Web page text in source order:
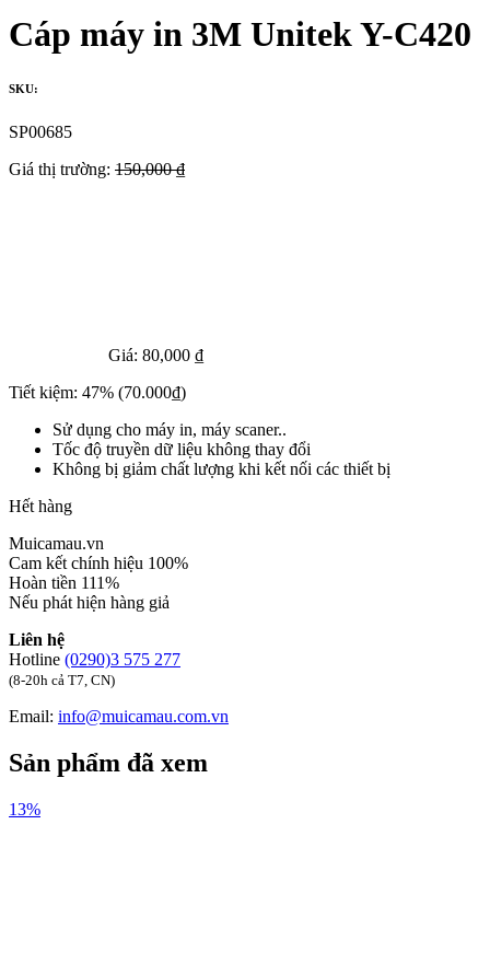
Cáp máy in 3M Unitek Y-C420
SKU:
SP00685
Giá thị trường: 150,000 ₫
Giá: 80,000 ₫
Tiết kiệm: 47% (70.000₫)
Sử dụng cho máy in, máy scaner..
Tốc độ truyền dữ liệu không thay đổi
Không bị giảm chất lượng khi kết nối các thiết bị
Hết hàng
Muicamau.vn
Cam kết chính hiệu 100%
Hoàn tiền 111%
Nếu phát hiện hàng giả
Liên hệ
Hotline (0290)3 575 277
(8-20h cả T7, CN)
Email: info@muicamau.com.vn
Sản phẩm đã xem
13%